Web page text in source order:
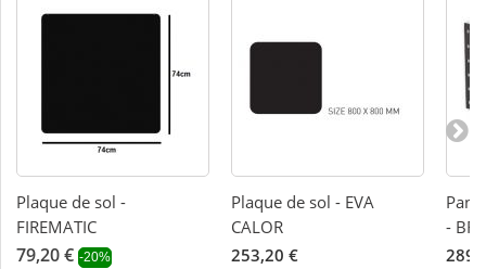
Plaque de sol -
FIREMATIC
79,20 € -20%
Plaque de sol - EVA
CALOR
253,20 €
-